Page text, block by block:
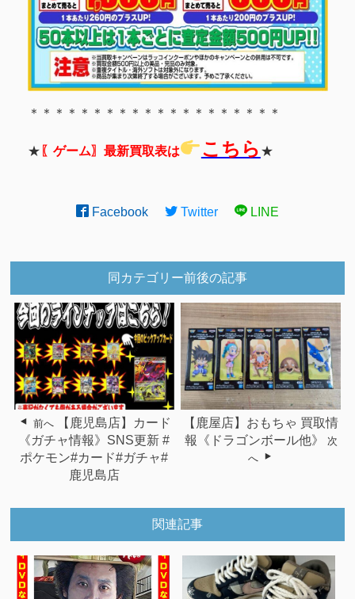
＊＊＊＊＊＊＊＊＊＊＊＊＊＊＊＊＊＊＊＊
★ 〖ゲーム〗最新買取表は こちら ★
Facebook Twitter LINE
同カテゴリー前後の記事
前へ
【鹿児島店】カード
《ガチャ情報》SNS更新 #
ポケモン#カード#ガチャ#
鹿児島店
【鹿屋店】おもちゃ 買取情
報《ドラゴンボール他》
次
へ
関連記事